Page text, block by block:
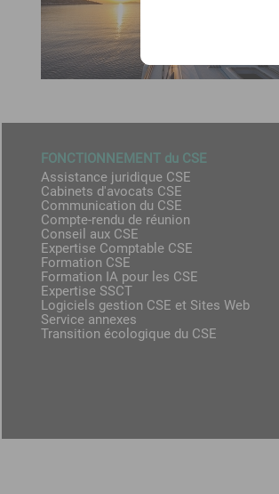
FONCTIONNEMENT du CSE
Assistance juridique CSE
Cabinets d'avocats CSE
Communication du CSE
Compte-rendu de réunion
Conseil aux CSE
Expertise Comptable CSE
Formation CSE
Formation IA pour les CSE
Expertise SSCT
Logiciels gestion CSE et Sites Web
Service annexes
Transition écologique du CSE